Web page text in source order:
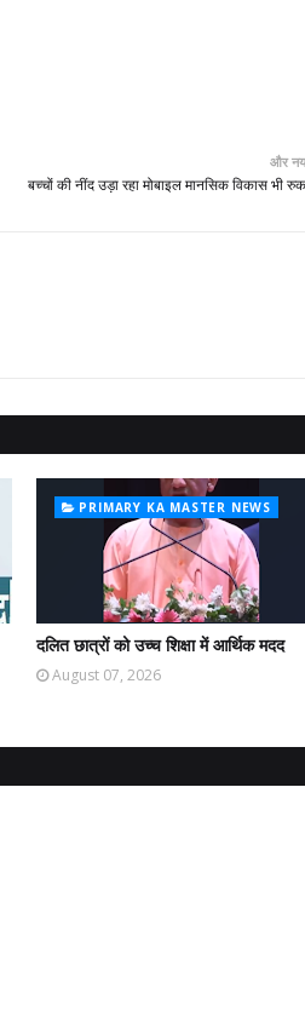
और
बच्चों की नींद उड़ा रहा मोबाइल मानसिक विकास भी
PRIMARY KA MASTER NEWS
दलित छात्रों को उच्च शिक्षा में आर्थिक मदद
August 07, 2026